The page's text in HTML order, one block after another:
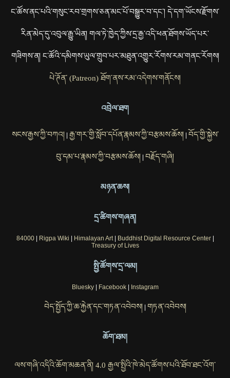
ང་ཚོས་ནང་པའི་གསུང་རབ་གྲགས་ཅན་མང་པོ་བསྒྱུར་བ་དང་། དེ་དག་ཡོངས་རྫོགས་
རིན་མེད་དུ་འབུལ་རྒྱུ་ཡིན། གལ་ཏེ་ཁྱེད་ཀྱིས་དྲ་རྒྱ་འདི་ཕན་ཐོགས་ཡོད་པར་
གཟིགས་ན། ང་ཚོའི་དམིགས་ཡུལ་གྲུབ་པར་མཐུན་འགྱུར་རོགས་རམ་གནང་རོགས།
པེ་ཊོན་ (Patreon) ཐོག་ནས་རམ་འདེགས་གནོངས།
འབྲེལ་ཐག
སངས་རྒྱས་ཀྱི་བཀའ། རྒྱ་གར་གྱི་སློབ་དཔོན་རྣམས་ཀྱི་བརྩམས་ཆོས། བོད་གྱི་སྐྱེས་
བུ་དམ་པ་རྣམས་ཀྱི་བརྩམས་ཆོས། བརྗོད་གཞི།
མཉན་ཆས།
དྲ་ཚིགས་གཞན།
84000| Rigpa Wiki Himalayan Art| Buddhist Digital Resource Center|
Treasury of Lives
སྤྱི་ཚོགས་དྲ་ལམ།
Bluesky| Facebook| Instagram
བེད་སྤྱོད་ཀྱི་ཆ་རྐྱེན་དང་གཏན་འབེབས། གཏན་འབེབས།
ཆོག་ཐམ།
ལས་གཞི་འདིའི་ཆོག་མཆན་ནི། 4.0 རྒྱལ་སྤྱིའི་ཁེ་མེད་ཚོགས་པའི་ཐོབ་ཐང་འོག་